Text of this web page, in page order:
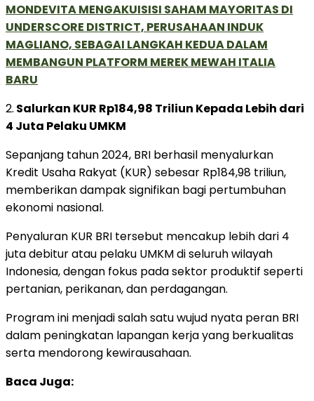
MONDEVITA MENGAKUISISI SAHAM MAYORITAS DI
UNDERSCORE DISTRICT, PERUSAHAAN INDUK
MAGLIANO, SEBAGAI LANGKAH KEDUA DALAM
MEMBANGUN PLATFORM MEREK MEWAH ITALIA
BARU
2. Salurkan KUR Rp184,98 Triliun Kepada Lebih dari
4 Juta Pelaku UMKM
Sepanjang tahun 2024, BRI berhasil menyalurkan
Kredit Usaha Rakyat (KUR) sebesar Rp184,98 triliun,
memberikan dampak signifikan bagi pertumbuhan
ekonomi nasional.
Penyaluran KUR BRI tersebut mencakup lebih dari 4
juta debitur atau pelaku UMKM di seluruh wilayah
Indonesia, dengan fokus pada sektor produktif seperti
pertanian, perikanan, dan perdagangan.
Program ini menjadi salah satu wujud nyata peran BRI
dalam peningkatan lapangan kerja yang berkualitas
serta mendorong kewirausahaan.
Baca Juga: